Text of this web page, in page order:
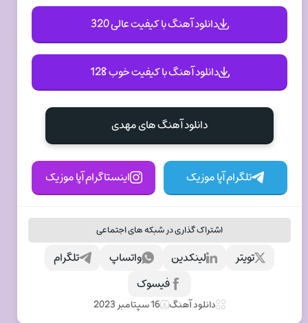
دانلود آهنگ با کیفیت عالی 320
دانلود آهنگ با کیفیت خوب 128
دانلود آهنگ های مهدی
تلگرام آپا موزیک اینستاگرام آپا موزیک
اشتراک گذاری در شبکه های اجتماعی
تلگرام واتساپ لینکدین
تویتر
فیسوک
دانلود آهنگ 16 سپتامبر 2023